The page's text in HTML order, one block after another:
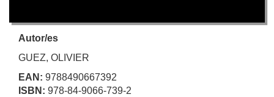
Autor/es
GUEZ, OLIVIER
EAN: 9788490667392
ISBN: 978-84-9066-739-2